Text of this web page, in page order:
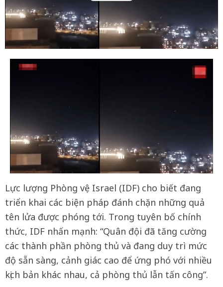
Lực lượng Phòng vệ Israel (IDF) cho biết đang
triển khai các biện pháp đánh chặn những quả
tên lửa được phóng tới. Trong tuyên bố chính
thức, IDF nhấn mạnh: “Quân đội đã tăng cường
các thành phần phòng thủ và đang duy trì mức
độ sẵn sàng, cảnh giác cao để ứng phó với nhiều
kịch bản khác nhau, cả phòng thủ lẫn tấn công”.